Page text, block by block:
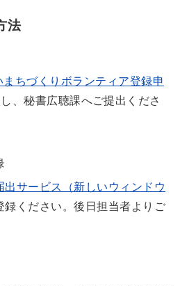
法
ちづくりボランティア登録申
、秘書広聴課へご提出くださ
出サービス（新しいウィンドウ
録ください。後日担当者よりご